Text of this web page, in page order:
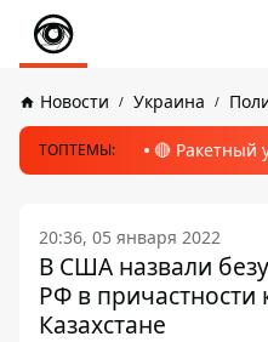
Новости Украина
ТОПТЕМЫ: 🔴 Ракетный
20:36, 05 января 2022
В США назвали
РФ в причастности
Казахстане